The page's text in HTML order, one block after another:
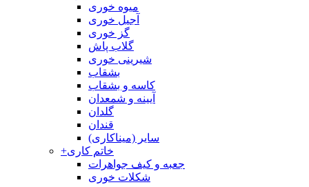
میوه خوری
آجیل خوری
گز خوری
گلاب پاش
شیرینی خوری
بشقاب
کاسه و بشقاب
آیینه و شمعدان
گلدان
قندان
سایر (میناکاری)
+خاتم کاری
جعبه و کیف جواهرات
شکلات خوری